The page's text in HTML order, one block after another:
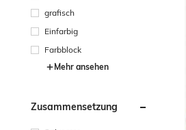
grafisch
Einfarbig
Farbblock
Mehr ansehen
Zusammensetzung